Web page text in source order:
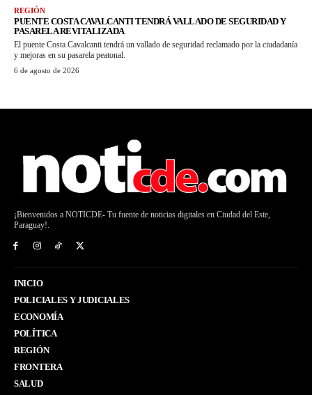
REGIÓN
PUENTE COSTA CAVALCANTI TENDRÁ VALLADO DE SEGURIDAD Y
PASARELA REVITALIZADA
El puente Costa Cavalcanti tendrá un vallado de seguridad reclamado por la ciudadanía
y mejoras en su pasarela peatonal.
6 de agosto de 2026
¡Bienvenidos a NOTICDE- Tu fuente de noticias digitales en Ciudad del Este,
Paraguay!.
INICIO
POLICIALES Y JUDICIALES
ECONOMÍA
POLÍTICA
REGIÓN
FRONTERA
SALUD